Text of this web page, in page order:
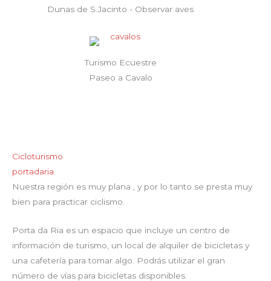
Dunas de S.Jacinto - Observar aves
Turismo Ecuestre
Paseo a Cavalo
Cicloturismo
portadaria
Nuestra región es muy plana , y por lo tanto se presta muy
bien para practicar ciclismo.
Porta da Ria es un espacio que incluye un centro de
información de turismo, un local de alquiler de bicicletas y
una cafetería para tomar algo. Podrás utilizar el gran
número de vías para bicicletas disponibles.